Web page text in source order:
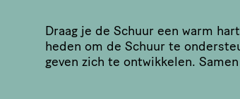
Draag je de Schuur een warm
heden om de Schuur te
geven zich te ontwikkelen.